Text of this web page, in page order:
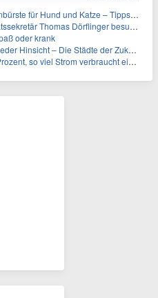
und Katze – Tipps zur erfolgreichen Eingewöhnung
Dörflinger besucht Handwerksbetrieb im Kammerbezirk Freiburg
oder krank
– Die Städte der Zukunft sind grün-blau
so viel Strom verbraucht ein Aufzug im Gebäude